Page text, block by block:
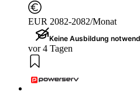
EUR 2082-2082/Monat
Keine Ausbildung
vor 4 Tagen